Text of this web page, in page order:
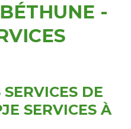
-
DE
SERVICES À